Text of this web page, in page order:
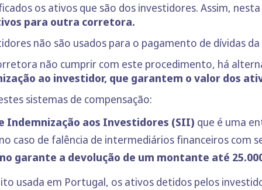
os ativos que são dos investidores. Assim,
para outra corretora.
não são usados para o pagamento de dívidas
não cumprir com este procedimento, há
ao investidor, que garantem o valor dos
sistemas de compensação:
Indemnização aos Investidores (SII) que é uma
caso de falência de intermediários financeiros com
garante a devolução de um montante até
usada em Portugal, os ativos detidos pelos